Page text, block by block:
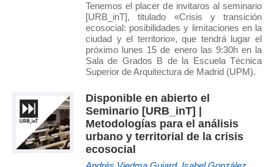
Tenemos el placer de invitaros al seminario
[URB_inT], titulado «Crisis y transición
ecosocial: posibilidades y limitaciones en la
ciudad y el territorio», que tendrá lugar el
próximo lunes 15 de enero las 9:30h en la
Sala de Grados B de la Escuela Técnica
Superior de Arquitectura de Madrid (UPM).
Disponible en abierto el
Seminario [URB_inT] |
Metodologías para el análisis
urbano y territorial de la crisis
ecosocial